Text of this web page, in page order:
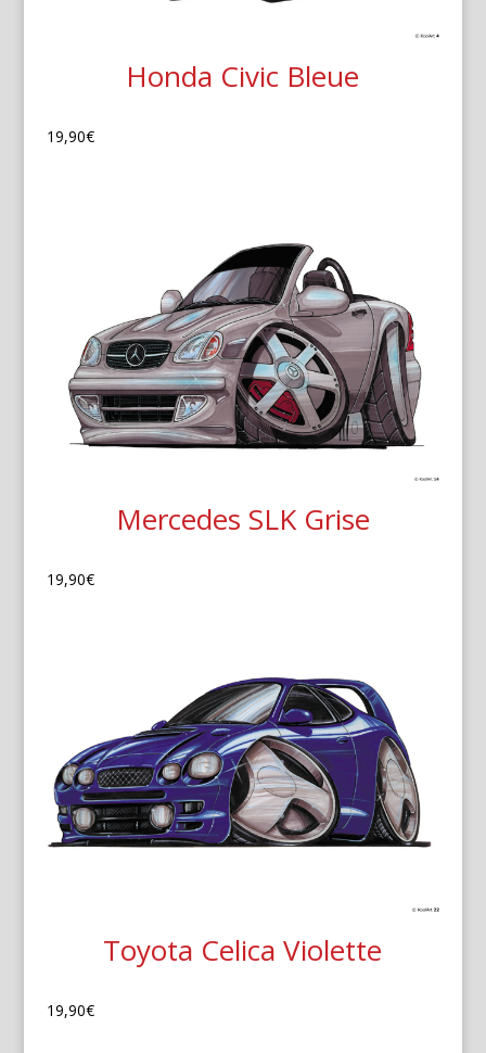
Honda Civic Bleue
19,90€
Mercedes SLK Grise
19,90€
Toyota Celica Violette
19,90€